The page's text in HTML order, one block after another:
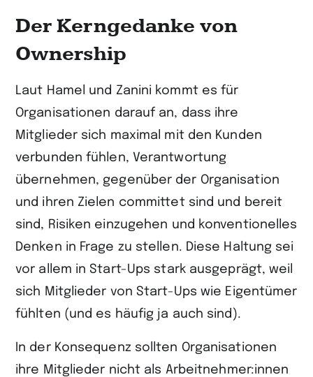
Der Kerngedanke von
Ownership
Laut Hamel und Zanini kommt es für
Organisationen darauf an, dass ihre
Mitglieder sich maximal mit den Kunden
verbunden fühlen, Verantwortung
übernehmen, gegenüber der Organisation
und ihren Zielen committet sind und bereit
sind, Risiken einzugehen und konventionelles
Denken in Frage zu stellen. Diese Haltung sei
vor allem in Start-Ups stark ausgeprägt, weil
sich Mitglieder von Start-Ups wie Eigentümer
fühlten (und es häufig ja auch sind).
In der Konsequenz sollten Organisationen
ihre Mitglieder nicht als Arbeitnehmer:innen